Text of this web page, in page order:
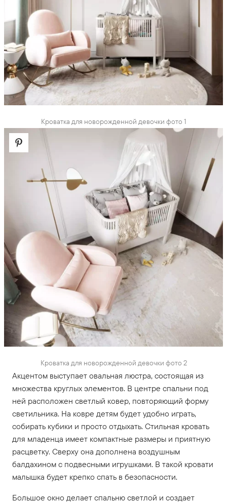
Кроватка для новорожденной девочки фото 1
Кроватка для новорожденной девочки фото 2
Акцентом выступает овальная люстра, состоящая из
множества круглых элементов. В центре спальни под
ней расположен светлый ковер, повторяющий форму
светильника. На ковре детям будет удобно играть,
собирать кубики и просто отдыхать. Стильная кровать
для младенца имеет компактные размеры и приятную
расцветку. Сверху она дополнена воздушным
балдахином с подвесными игрушками. В такой кровати
малышка будет крепко спать в безопасности.
Большое окно делает спальню светлой и создает